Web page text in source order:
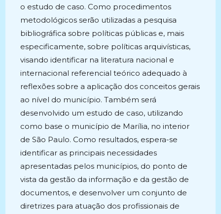
o estudo de caso. Como procedimentos
metodológicos serão utilizadas a pesquisa
bibliográfica sobre políticas públicas e, mais
especificamente, sobre políticas arquivísticas,
visando identificar na literatura nacional e
internacional referencial teórico adequado à
reflexões sobre a aplicação dos conceitos gerais
ao nível do município. Também será
desenvolvido um estudo de caso, utilizando
como base o município de Marília, no interior
de São Paulo. Como resultados, espera-se
identificar as principais necessidades
apresentadas pelos municípios, do ponto de
vista da gestão da informação e da gestão de
documentos, e desenvolver um conjunto de
diretrizes para atuação dos profissionais de